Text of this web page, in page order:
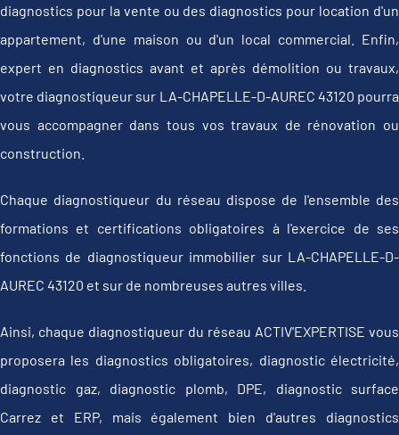
diagnostics pour la vente ou des diagnostics pour location d'un
appartement, d'une maison ou d'un local commercial. Enfin,
expert en diagnostics avant et après démolition ou travaux,
votre diagnostiqueur sur LA-CHAPELLE-D-AUREC 43120 pourra
vous accompagner dans tous vos travaux de rénovation ou
construction.
Chaque diagnostiqueur du réseau dispose de l'ensemble des
formations et certifications obligatoires à l'exercice de ses
fonctions de diagnostiqueur immobilier sur LA-CHAPELLE-D-
AUREC 43120 et sur de nombreuses autres villes.
Ainsi, chaque diagnostiqueur du réseau ACTIV'EXPERTISE vous
proposera les diagnostics obligatoires, diagnostic électricité,
diagnostic gaz, diagnostic plomb, DPE, diagnostic surface
Carrez et ERP, mais également bien d'autres diagnostics